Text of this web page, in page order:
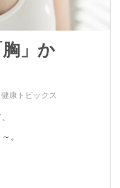
胸」か
健康トピックス
。